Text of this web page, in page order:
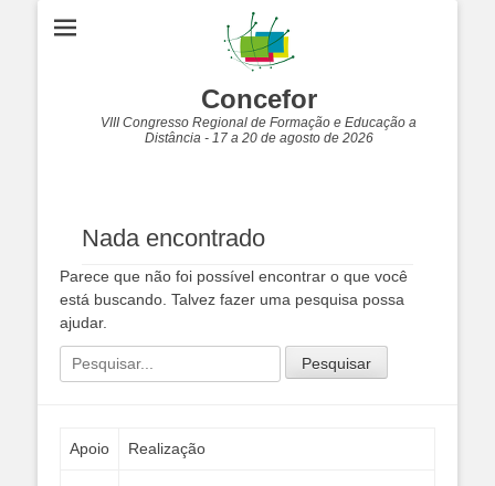
Concefor
VIII Congresso Regional de Formação e Educação a
Distância - 17 a 20 de agosto de 2026
Nada encontrado
Parece que não foi possível encontrar o que você
está buscando. Talvez fazer uma pesquisa possa
ajudar.
Pesquisar
por:
Apoio Realização